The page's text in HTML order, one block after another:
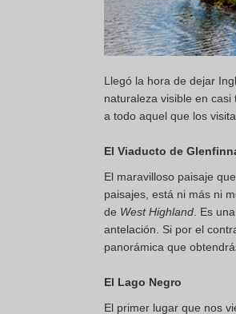
Llegó la hora de dejar
naturaleza visible en
a todo aquel que los
El Viaducto de
El maravilloso paisaje
paisajes, está ni más ni
de West Highland . Es
antelación. Si por el
panorámica que
El Lago Negro
El primer lugar que nos